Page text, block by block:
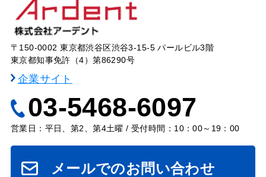
〒150-0002 東京都渋谷区渋谷3-15-5 パールビル3階
東京都知事免許（4）第86290号
企業サイト
03-5468-6097
営業日：平日、第2、第4土曜 / 受付時間：10：00～19：00
メールでのお問い合わせ